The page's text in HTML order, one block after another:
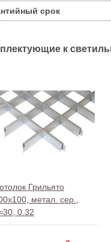
срок
к
Грильято
метал. сер.,
0.32